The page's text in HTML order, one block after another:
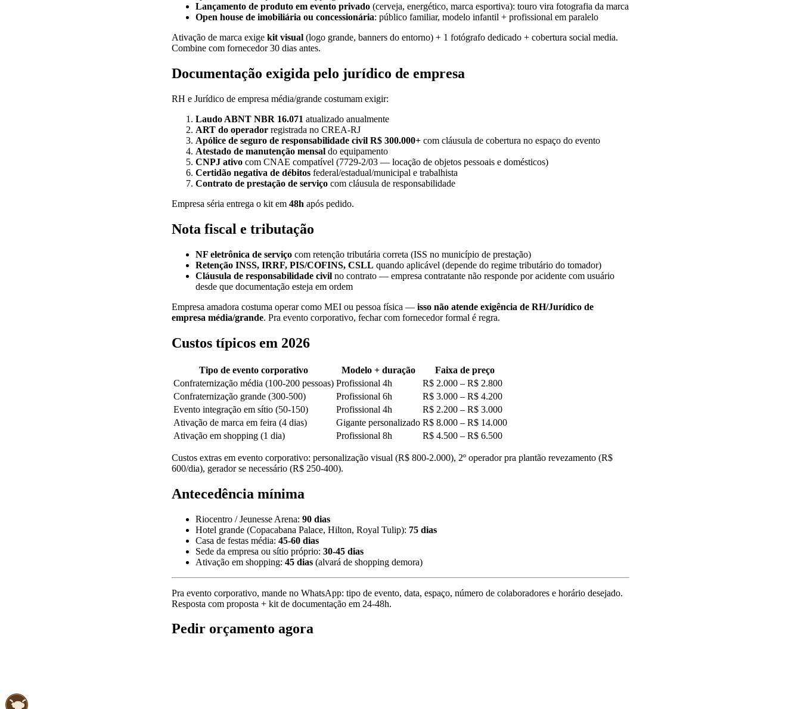
Lançamento de produto em evento privado (cerveja, energético, marca esportiva): touro vira fotografia da marca
Open house de imobiliária ou concessionária: público familiar, modelo infantil + profissional em paralelo
Ativação de marca exige kit visual (logo grande, banners do entorno) + 1 fotógrafo dedicado + cobertura social media.
Combine com fornecedor 30 dias antes.
Documentação exigida pelo jurídico de empresa
RH e Jurídico de empresa média/grande costumam exigir:
Laudo ABNT NBR 16.071 atualizado anualmente
ART do operador registrada no CREA-RJ
Apólice de seguro de responsabilidade civil R$ 300.000+ com cláusula de cobertura no espaço do evento
Atestado de manutenção mensal do equipamento
CNPJ ativo com CNAE compatível (7729-2/03 — locação de objetos pessoais e domésticos)
Certidão negativa de débitos federal/estadual/municipal e trabalhista
Contrato de prestação de serviço com cláusula de responsabilidade
Empresa séria entrega o kit em 48h após pedido.
Nota fiscal e tributação
NF eletrônica de serviço com retenção tributária correta (ISS no município de prestação)
Retenção INSS, IRRF, PIS/COFINS, CSLL quando aplicável (depende do regime tributário do tomador)
Cláusula de responsabilidade civil no contrato — empresa contratante não responde por acidente com usuário
desde que documentação esteja em ordem
Empresa amadora costuma operar como MEI ou pessoa física — isso não atende exigência de RH/Jurídico de
empresa média/grande. Pra evento corporativo, fechar com fornecedor formal é regra.
Custos típicos em 2026
Tipo de evento corporativo Modelo + duração
Faixa de preço
Confraternização média (100-200 pessoas) Profissional 4h
R$ 2.000 – R$ 2.800
Confraternização grande (300-500)
Profissional 6h
R$ 3.000 – R$ 4.200
Evento integração em sítio (50-150)
Profissional 4h
R$ 2.200 – R$ 3.000
Ativação de marca em feira (4 dias)
Gigante personalizado R$ 8.000 – R$ 14.000
Ativação em shopping (1 dia)
Profissional 8h R$ 4.500 – R$ 6.500
Custos extras em evento corporativo: personalização visual (R$ 800-2.000), 2º operador pra plantão revezamento (R$
600/dia), gerador se necessário (R$ 250-400).
Antecedência mínima
Riocentro / Jeunesse Arena: 90 dias
Hotel grande (Copacabana Palace, Hilton, Royal Tulip): 75 dias
Casa de festas média: 45-60 dias
Sede da empresa ou sítio próprio: 30-45 dias
Ativação em shopping: 45 dias (alvará de shopping demora)
Pra evento corporativo, mande no WhatsApp: tipo de evento, data, espaço, número de colaboradores e horário desejado.
Resposta com proposta + kit de documentação em 24-48h.
Pedir orçamento agora